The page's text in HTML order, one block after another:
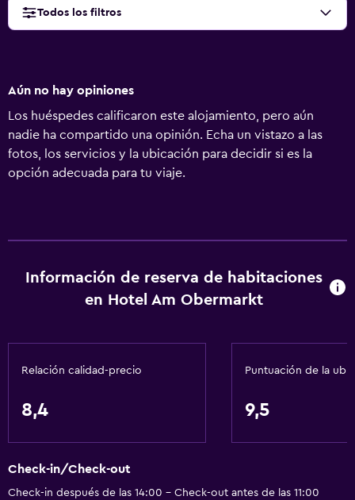
Todos los filtros
Aún no hay opiniones
Los huéspedes calificaron este alojamiento, pero aún
nadie ha compartido una opinión. Echa un vistazo a las
fotos, los servicios y la ubicación para decidir si es la
opción adecuada para tu viaje.
Información de reserva de habitaciones
en Hotel Am Obermarkt
Relación calidad-precio
8,4
Puntuación de la
9,5
Check-in/Check-out
Check-in después de las 14:00 - Check-out antes de las 11:00